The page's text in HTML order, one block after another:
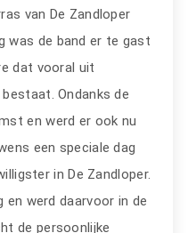
van De Zandloper
was de band er te gast
dat vooral uit
Ondanks de
en werd er ook nu
een speciale dag
in De Zandloper.
en werd daarvoor in de
de persoonlijke